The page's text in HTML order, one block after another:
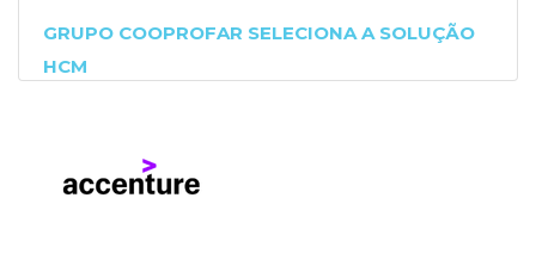
GRUPO COOPROFAR SELECIONA A SOLUÇÃO
HCM